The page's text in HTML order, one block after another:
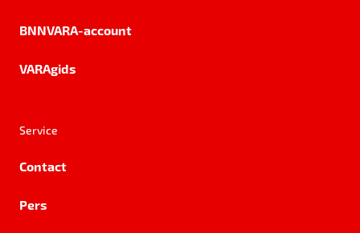
BNNVARA-account
VARAgids
Service
Contact
Pers